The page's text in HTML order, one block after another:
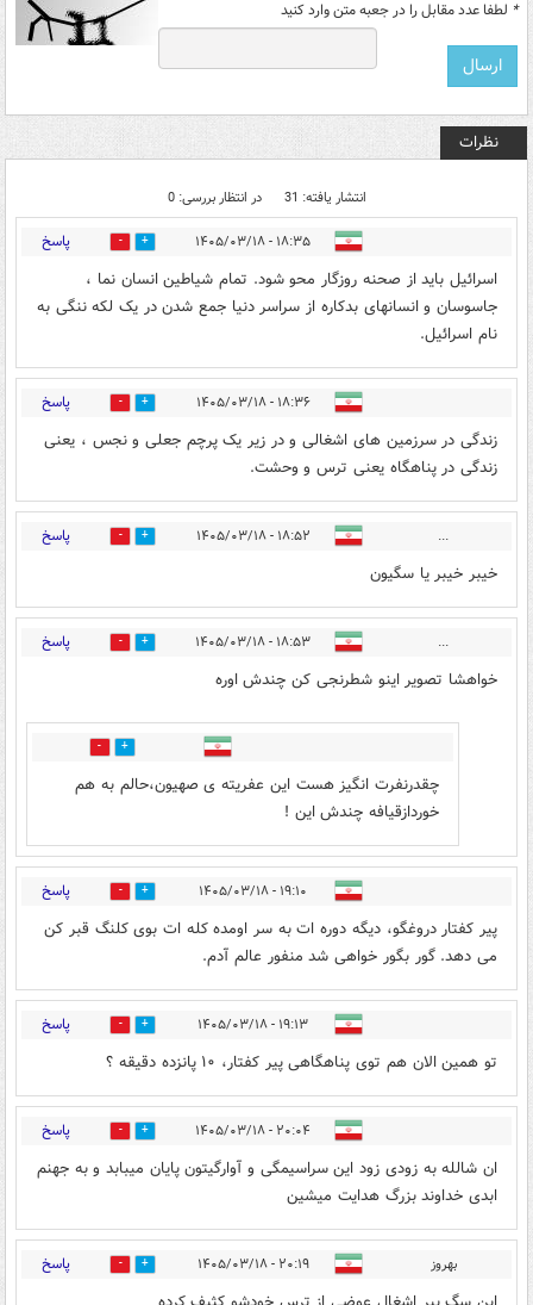
* لطفا عدد مقابل را در جعبه متن وارد کنید
نظرات
انتشار یافته: 31 در انتظار بررسی: 0
۱۸:۳۵ - ۱۴۰۵/۰۳/۱۸ 18 پاسخ
اسرائیل باید از صحنه روزگار محو شود. تمام شیاطین انسان نما ،
جاسوسان و انسانهای بدکاره از سراسر دنیا جمع شدن در یک لکه ننگی به
نام اسرائیل.
۱۸:۳۶ - ۱۴۰۵/۰۳/۱۸ 18 پاسخ
زندگی در سرزمین های اشغالی و در زیر یک پرچم جعلی و نجس ، یعنی
زندگی در پناهگاه یعنی ترس و وحشت.
... ۱۸:۵۲ - ۱۴۰۵/۰۳/۱۸ 13 پاسخ
خیبر خیبر یا سگیون
... ۱۸:۵۳ - ۱۴۰۵/۰۳/۱۸ 11 پاسخ
خواهشا تصویر اینو شطرنجی کن چندش اوره
0
چقدرنفرت انگیز هست این عفریته ی صهیون،حالم به هم
خوردازقیافه چندش این !
۱۹:۱۰ - ۱۴۰۵/۰۳/۱۸ 13 پاسخ
پیر کفتار دروغگو، دیگه دوره ات به سر اومده کله ات بوی کلنگ قبر کن
می دهد. گور بگور خواهی شد منفور عالم آدم.
۱۹:۱۳ - ۱۴۰۵/۰۳/۱۸ 10 پاسخ
تو همین الان هم توی پناهگاهی پیر کفتار، ۱۰ پانزده دقیقه ؟
۲۰:۰۴ - ۱۴۰۵/۰۳/۱۸ 13 پاسخ
ان شالله به زودی زود این سراسیمگی و آوارگیتون پایان میبابد و به جهنم
ابدی خداوند بزرگ هدایت میشین
بهروز ۲۰:۱۹ - ۱۴۰۵/۰۳/۱۸ 12 پاسخ